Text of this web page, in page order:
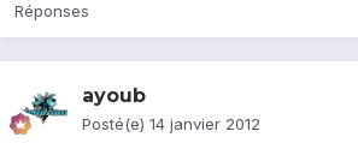
Réponses
ayoub
Posté(e) 14 janvier 2012